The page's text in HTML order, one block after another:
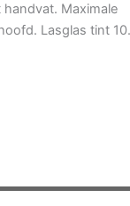
Maximale
Lasglas tint 10.